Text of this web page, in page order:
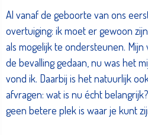
Al vanaf de geboorte van ons
overtuiging: ik moet er gewoon
als mogelijk te ondersteunen.
de bevalling gedaan, nu was het
vond ik. Daarbij is het natuurlijk
afvragen: wat is nu écht
geen betere plek is waar je kunt